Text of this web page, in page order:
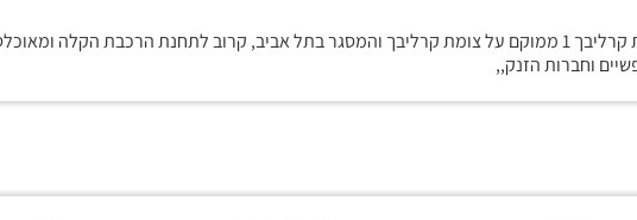
בית קרליבך 1 ממוקם על צומת קרליבך והמסגר בתל אביב, קרוב לתחנת הרכבת הקלה
וחברות הזנק,,